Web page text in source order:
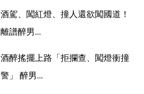
酒駕、闖紅燈、撞人還欲闖國道！
離譜醉男...
酒醉搖擺上路「拒攔查、闖燈衝撞
警」 醉男...